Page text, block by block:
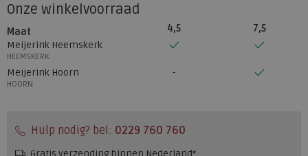
Onze winkelvoorraad
Maat 4,5
7,5
Meijerink Heemskerk
HEEMSKERK
Meijerink Hoorn
HOORN
Hulp nodig? bel: 0229 760 760
Gratis verzending binnen Nederland*